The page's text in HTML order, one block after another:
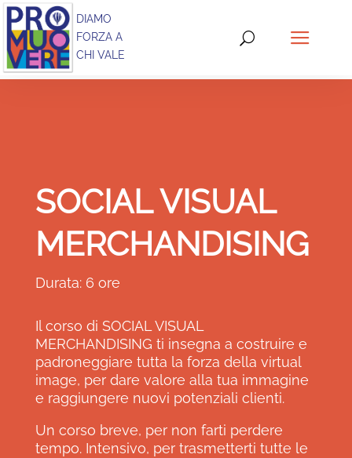
DIAMO
FORZA A
CHI VALE
SOCIAL VISUAL
MERCHANDISING
Durata: 6 ore
Il corso di SOCIAL VISUAL
MERCHANDISING ti insegna a costruire e
padroneggiare tutta la forza della virtual
image, per dare valore alla tua immagine
e raggiungere nuovi potenziali clienti.
Un corso breve, per non farti perdere
tempo. Intensivo, per trasmetterti tutte le